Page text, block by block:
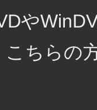
や
ちらの